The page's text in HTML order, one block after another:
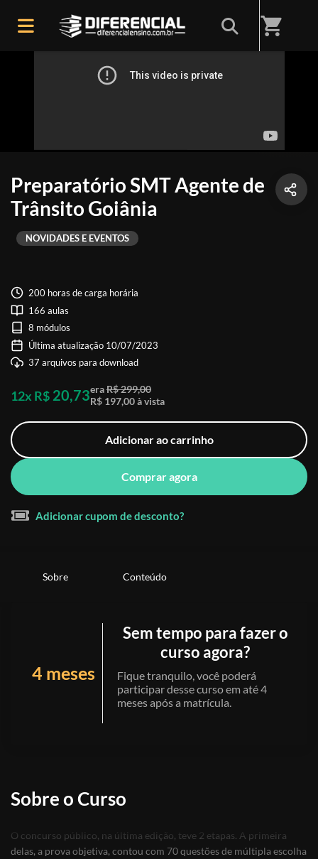
shopping_cart
Preparatório SMT Agente de
Trânsito Goiânia
NOVIDADES E EVENTOS
200 horas de carga horária
166 aulas
8 módulos
Última atualização 10/07/2023
37 arquivos para download
12x R$ 20,73eraR$ 299,00
R$ 197,00 à vista
Adicionar ao carrinho
Comprar agora
Adicionar cupom de desconto?
Sobre Conteúdo
4 meses
Sem tempo para fazer o
curso agora?
Fique tranquilo, você poderá
participar desse curso em até 4
meses após a matrícula.
Sobre o Curso
O concurso público, na última edição, teve 2 etapas. A primeira
delas, a prova objetiva, contou com 70 questões de múltipla escolha